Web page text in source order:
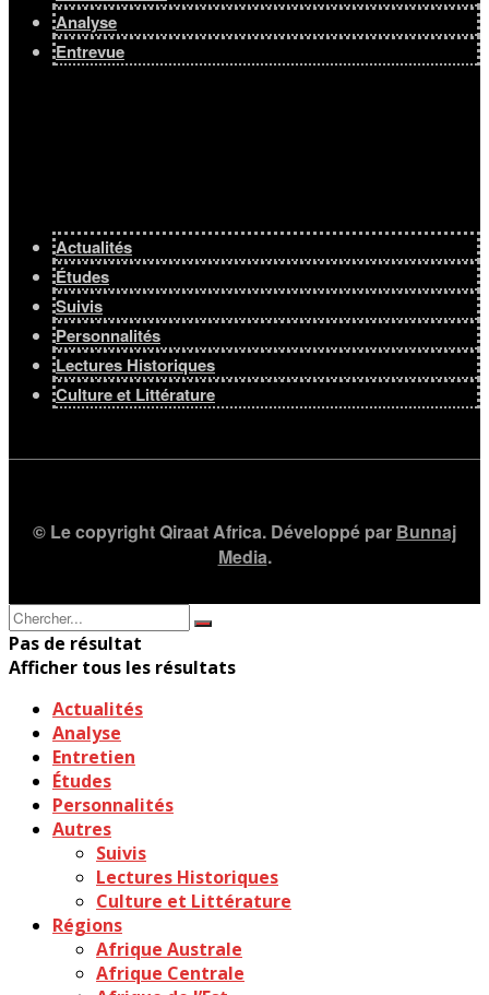
Analyse
Entrevue
Actualités
Études
Suivis
Personnalités
Lectures Historiques
Culture et Littérature
© Le copyright Qiraat Africa. Développé par Bunnaj
Media.
Pas de résultat
Afficher tous les résultats
Actualités
Analyse
Entretien
Études
Personnalités
Autres
Suivis
Lectures Historiques
Culture et Littérature
Régions
Afrique Australe
Afrique Centrale